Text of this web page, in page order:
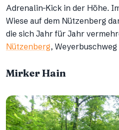
Adrenalin-Kick in der Höhe.
Wiese auf dem Nützenberg
die sich Jahr für Jahr
Nützenberg, Weyerbuschweg
Mirker Hain